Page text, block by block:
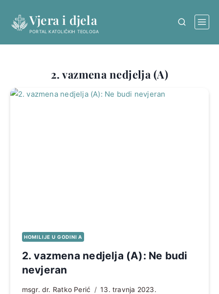
content
Vjera i djela
PORTAL KATOLIČKIH TEOLOGA
2. vazmena nedjelja (A)
HOMILIJE U GODINI A
2. vazmena nedjelja (A): Ne budi
nevjeran
msgr. dr. Ratko Perić 13. travnja 2023.